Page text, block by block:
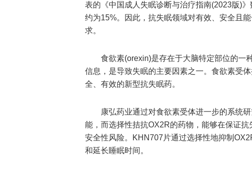
表的《中国成人失眠诊断与治疗指南(2023版)
约为15%。因此，抗失眠领域对有效、安全且
求。
食欲素(orexin)是存在于大脑特定部位的一
信息，是导致失眠的主要因素之一。食欲素受
全、有效的新型抗失眠药。
康弘药业通过对食欲素受体进一步的系统
能，而选择性拮抗OX2R的药物，能够在保证
安全性风险。KHN707片通过选择性地抑制
和延长睡眠时间。